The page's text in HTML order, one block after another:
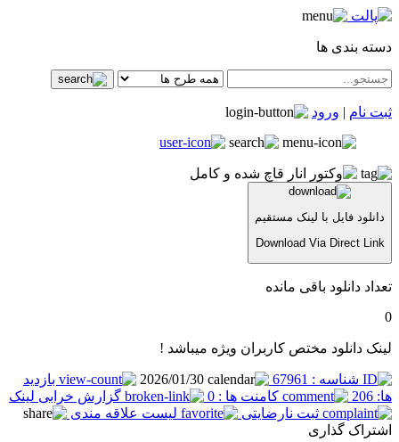
دسته بندی ها
ثبت نام | ورود
دانلود فایل با لینک مستقیم
Download Via Direct Link
تعداد دانلود باقی مانده
0
لینک دانلود مختص کاربران ویژه میباشد !
شناسه : 67961
بازدید
ها: 206
کامنت ها : 0
گزارش خرابی لینک
ثبت نارضایتی
لیست علاقه مندی
اشتراک گذاری